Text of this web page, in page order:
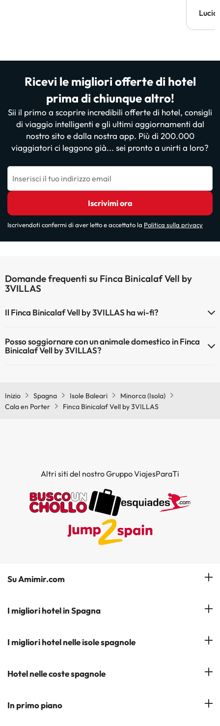
Lucia
Ricevi le migliori offerte di hotel
prima di chiunque altro!
Sii il primo a scoprire incredibili offerte di hotel, consigli
di viaggio intelligenti e gli ultimi aggiornamenti dal
nostro sito e dalla nostra app. Più di 200.000
viaggiatori ci leggono già... sei pronto a unirti a loro?
Inserisci il tuo indirizzo email
Iscrivimi ora
Iscrivendoti confermi di aver letto e accettato la Politica sulla privacy
Domande frequenti su Finca Binicalaf Vell by
3VILLAS
Il Finca Binicalaf Vell by 3VILLAS ha wi-fi?
Posso soggiornare con un animale domestico in Finca
Binicalaf Vell by 3VILLAS?
Inizio Spagna Isole Baleari
Minorca (Isola)
Cala en Porter
Finca Binicalaf Vell by 3VILLAS
Altri siti del nostro Gruppo ViajesParaTi
Su Amimir.com
Il Nostro Team
Iscrivetevi alla nostra newsletter
I migliori hotel in Spagna
Hotel a Salou
Hotel a Cádiz
I migliori hotel nelle isole spagnole
Hotel a Tenerife
Hotel a Maiorca
Hotel nelle coste spagnole
Costa del Sol
In primo piano